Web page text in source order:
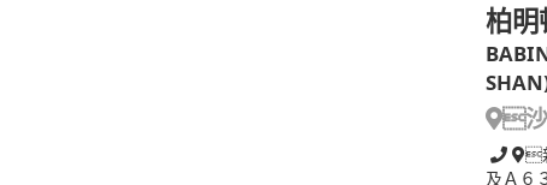
柏明


及Ａ６